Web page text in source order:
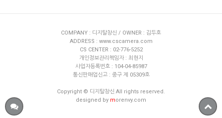
COMPANY : 디지탈창신 / OWNER : 김두호
ADDRESS : www.cscamera.com
CS CENTER : 02-776-5252
개인정보관리책임자 : 최현지
사업자등록번호 : 104-04-85987
통신판매업신고 : 중구 제 05309호
Copyright © 디지탈창신 All rights reserved.
designed by morenvy.com